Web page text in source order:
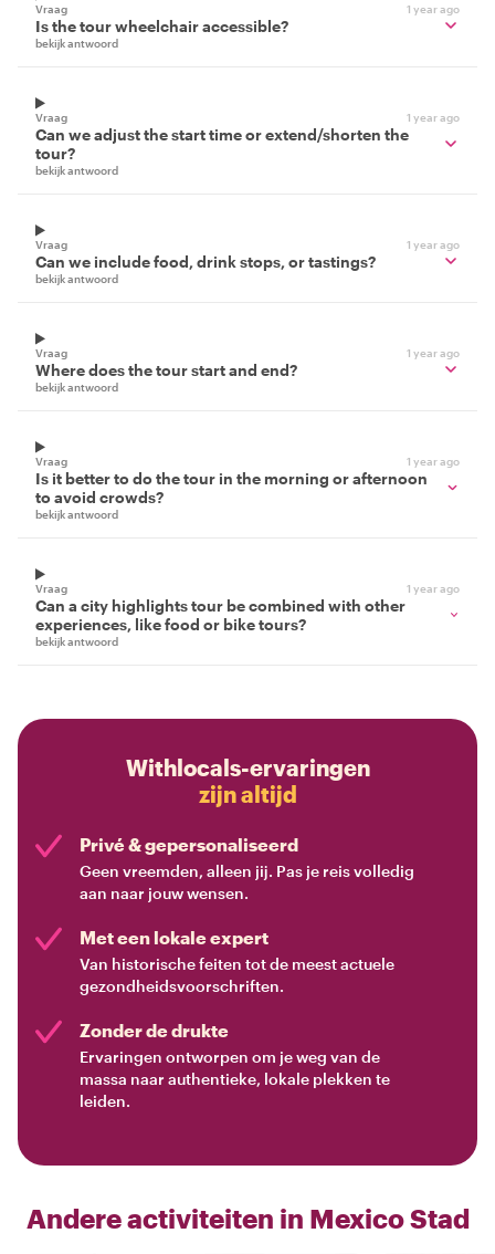
Vraag 1 year ago
Is the tour wheelchair accessible?
bekijk antwoord
Vraag 1 year ago
Can we adjust the start time or extend/shorten the
tour?
bekijk antwoord
Vraag 1 year ago
Can we include food, drink stops, or tastings?
bekijk antwoord
Vraag 1 year ago
Where does the tour start and end?
bekijk antwoord
Vraag 1 year ago
Is it better to do the tour in the morning or afternoon
to avoid crowds?
bekijk antwoord
Vraag 1 year ago
Can a city highlights tour be combined with other
experiences, like food or bike tours?
bekijk antwoord
Withlocals-ervaringen
zijn altijd
Privé & gepersonaliseerd
Geen vreemden, alleen jij. Pas je reis volledig
aan naar jouw wensen.
Met een lokale expert
Van historische feiten tot de meest actuele
gezondheidsvoorschriften.
Zonder de drukte
Ervaringen ontworpen om je weg van de
massa naar authentieke, lokale plekken te
leiden.
Andere activiteiten in Mexico Stad